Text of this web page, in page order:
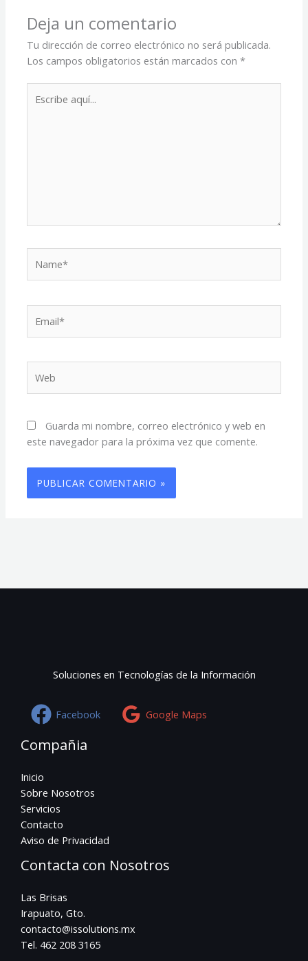
Deja un comentario
Tu dirección de correo electrónico no será publicada.
Los campos obligatorios están marcados con*
aquí...
Guarda mi nombre, correo electrónico y web en
este navegador para la próxima vez que comente.
Soluciones en Tecnologías de la Información
Facebook Google Maps
Compañia
Inicio
Sobre Nosotros
Servicios
Contacto
Aviso de Privacidad
Contacta con Nosotros
Las Brisas
Irapuato, Gto.
contacto@issolutions.mx
Tel. 462 208 3165